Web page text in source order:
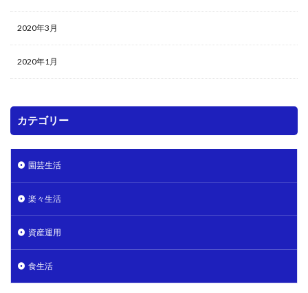
2020年3月
2020年1月
カテゴリー
園芸生活
楽々生活
資産運用
食生活